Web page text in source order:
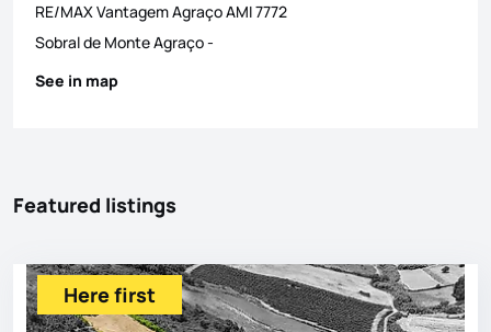
RE/MAX Vantagem AgraçoAMI7772
Sobral de Monte Agraço-
See in map
Featured listings
Here first